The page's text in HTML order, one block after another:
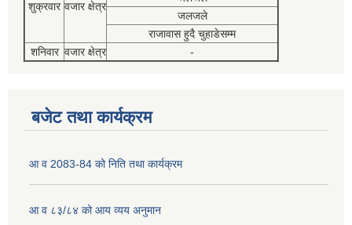
शुक्रवार वजार क्षेत्र
जलजले
राजावास हुदै चुहाडेसम्म
शनिवार वजार क्षेत्र -
बजेट तथा कार्यक्रम
आ व 2083-84 को निति तथा कार्यक्रम
आ व ८३/८४ को आय व्यय अनुमान